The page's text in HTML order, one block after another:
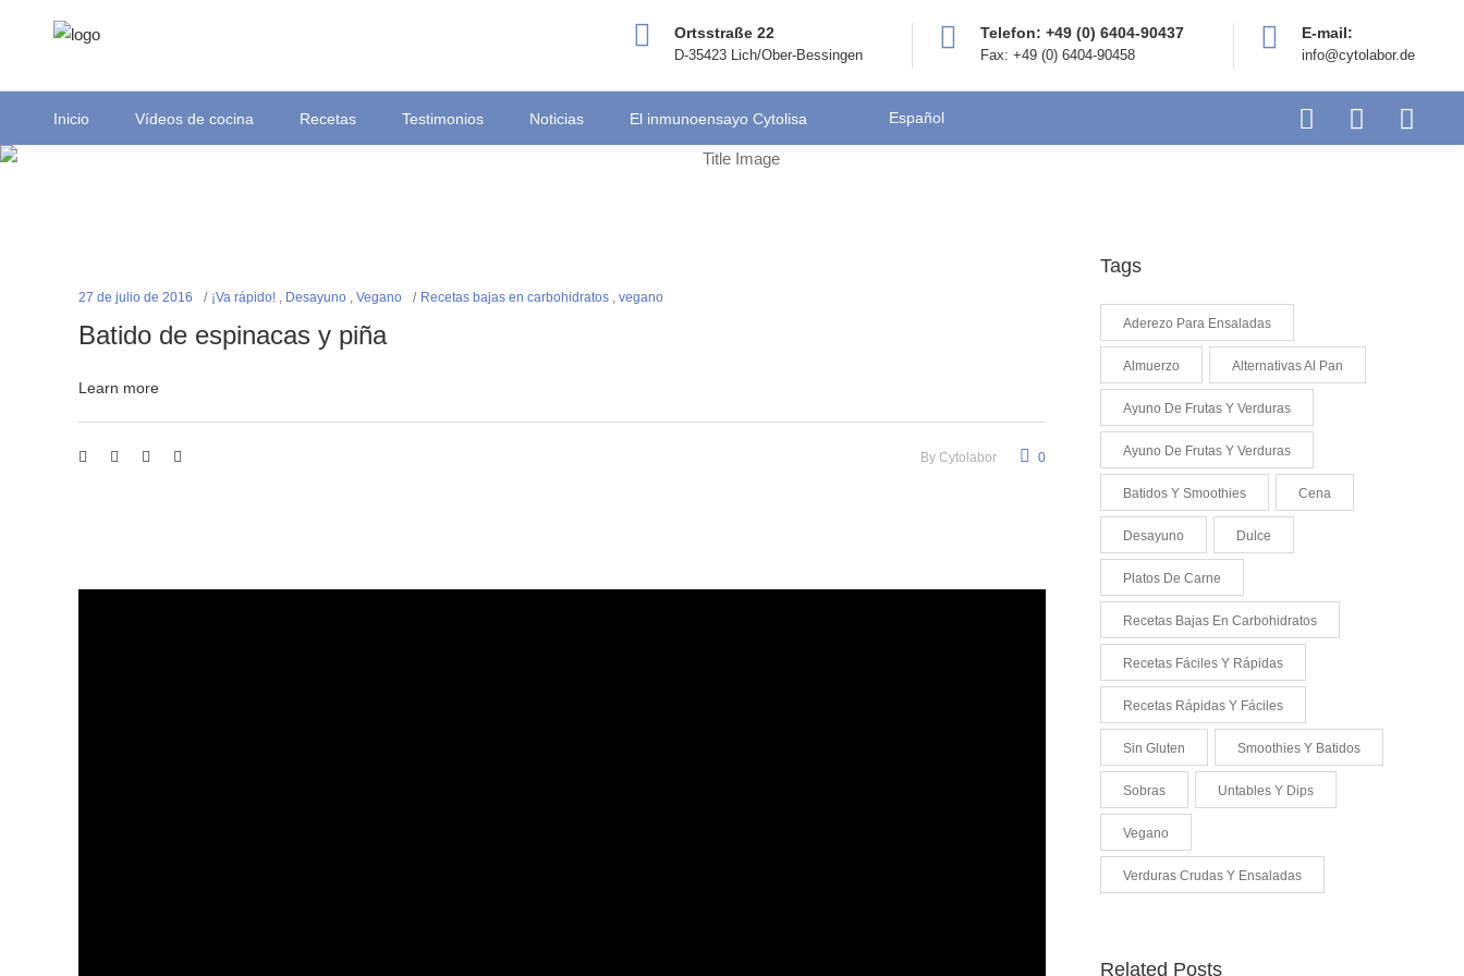
Ortsstraße 22
D-35423 Lich/Ober-Bessingen
Telefon: +49 (0) 6404-90437
Fax: +49 (0) 6404-90458
E-mail:
info@cytolabor.de
Inicio Vídeos de cocina Recetas Testimonios Noticias El inmunoensayo Cytolisa Español
27 de julio de 2016 ¡Va rápido! , Desayuno , Vegano Recetas bajas en carbohidratos , vegano
Batido de espinacas y piña
Learn more
By Cytolabor 0
Tags
Aderezo Para Ensaladas
Almuerzo Alternativas Al Pan
Ayuno De Frutas Y Verduras
Ayuno De Frutas Y Verduras
Batidos Y Smoothies Cena
Desayuno Dulce
Platos De Carne
Recetas Bajas En Carbohidratos
Recetas Fáciles Y Rápidas
Recetas Rápidas Y Fáciles
Sin Gluten Smoothies Y Batidos
Sobras Untables Y Dips
Vegano
Verduras Crudas Y Ensaladas
Related Posts